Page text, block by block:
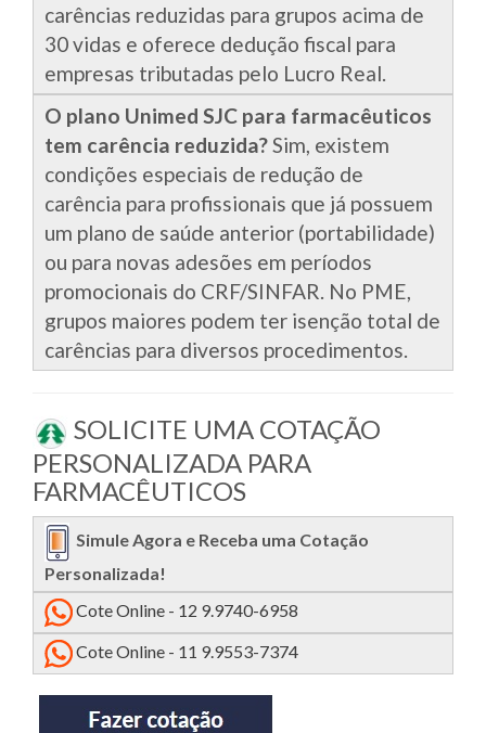
carências reduzidas para grupos acima de
30 vidas e oferece dedução fiscal para
empresas tributadas pelo Lucro Real.
O plano Unimed SJC para farmacêuticos
tem carência reduzida?Sim, existem
condições especiais de redução de
carência para profissionais que já possuem
um plano de saúde anterior (portabilidade)
ou para novas adesões em períodos
promocionais do CRF/SINFAR. No PME,
grupos maiores podem ter isenção total de
carências para diversos procedimentos.
SOLICITE UMA COTAÇÃO
PERSONALIZADA PARA
FARMACÊUTICOS
Simule Agora e Receba uma Cotação
Personalizada!
Cote Online - 12 9.9740-6958
Cote Online - 11 9.9553-7374